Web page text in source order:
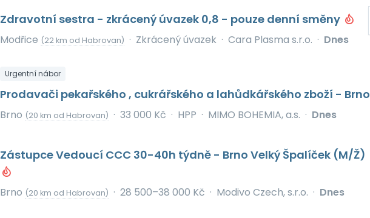
Zdravotní sestra - zkrácený úvazek 0,8 - pouze denní směny
Modřice (22 km od Habrovan) · Zkrácený úvazek · Cara Plasma s.r.o. · Dnes
Urgentní nábor
Prodavači pekařského , cukrářského a lahůdkářského zboží - Brno
Brno (20 km od Habrovan) · 33 000 Kč · HPP · MIMO BOHEMIA, a.s. · Dnes
Zástupce Vedoucí CCC 30-40h týdně - Brno Velký Špalíček (M/Ž)
Brno (20 km od Habrovan) · 28 500–38 000 Kč · Modivo Czech, s.r.o. · Dnes